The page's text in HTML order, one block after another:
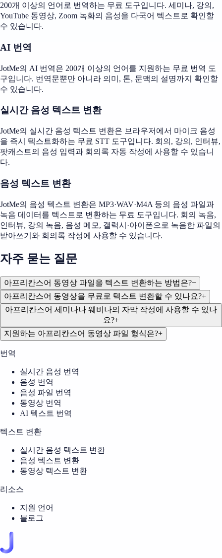
200개 이상의 언어로 번역하는 무료 도구입니다. 세미나, 강의,
YouTube 동영상, Zoom 녹화의 음성을 다국어 텍스트로 확인할
수 있습니다.
AI 번역
JotMe의 AI 번역은 200개 이상의 언어를 지원하는 무료 번역 도
구입니다. 번역문뿐만 아니라 의미, 톤, 문맥의 설명까지 확인할
수 있습니다.
실시간 음성 텍스트 변환
JotMe의 실시간 음성 텍스트 변환은 브라우저에서 마이크 음성
을 즉시 텍스트화하는 무료 STT 도구입니다. 회의, 강의, 인터뷰,
팟캐스트의 음성 입력과 회의록 자동 작성에 사용할 수 있습니
다.
음성 텍스트 변환
JotMe의 음성 텍스트 변환은 MP3·WAV·M4A 등의 음성 파일과
녹음 데이터를 텍스트로 변환하는 무료 도구입니다. 회의 녹음,
인터뷰, 강의 녹음, 음성 메모, 갤럭시·아이폰으로 녹음한 파일의
받아쓰기와 회의록 작성에 사용할 수 있습니다.
자주 묻는 질문
아프리칸스어 동영상 파일을 텍스트 변환하는 방법은?+
아프리칸스어 동영상을 무료로 텍스트 변환할 수 있나요?+
아프리칸스어 세미나나 웨비나의 자막 작성에 사용할 수 있나
요?+
지원하는 아프리칸스어 동영상 파일 형식은?+
번역
실시간 음성 번역
음성 번역
음성 파일 번역
동영상 번역
AI 텍스트 번역
텍스트 변환
실시간 음성 텍스트 변환
음성 텍스트 변환
동영상 텍스트 변환
리소스
지원 언어
블로그